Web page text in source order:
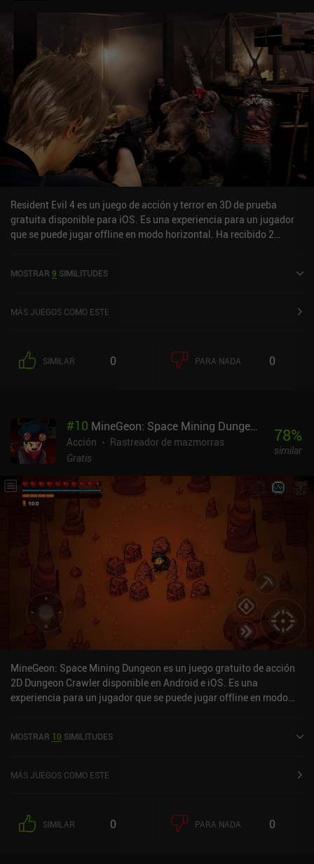
Resident Evil 4 es un juego de acción y terror en 3D de prueba
gratuita disponible para iOS. Es una experiencia para un jugador
que se puede jugar offline en modo horizontal. Ha recibido 2
de 3,9 sobre 5,0 en iOS App Store.
MOSTRAR 9 SIMILITUDES
MÁS JUEGOS COMO ESTE
SIMILAR 0 PARA NADA 0
#10 MineGeon: Space Mining Dungeon
Acción
Rastreador de mazmorras
Gratis
78%
similar
MineGeon: Space Mining Dungeon es un juego gratuito de acción
2D Dungeon Crawler disponible en Android e iOS. Es una
experiencia para un jugador que se puede jugar offline en modo
lanzó en enero de 2023 y tiene una valoración actual de 4,1 sobre
MOSTRAR 10 SIMILITUDES
MÁS JUEGOS COMO ESTE
SIMILAR 0 PARA NADA 0